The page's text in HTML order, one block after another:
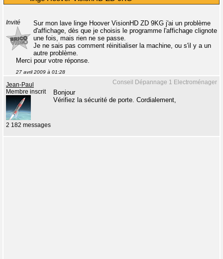
Invité
Sur mon lave linge Hoover VisionHD ZD 9KG j'ai un problème
d'affichage, dès que je choisis le programme l'affichage clignote
une fois, mais rien ne se passe.
Je ne sais pas comment réinitialiser la machine, ou s'il y a un
autre problème.
Merci pour votre réponse.
27 avril 2009 à 01:28
Conseil Dépannage 1 Electroménager
Jean-Paul
Membre inscrit
2 182 messages
Bonjour
Vérifiez la sécurité de porte. Cordialement,